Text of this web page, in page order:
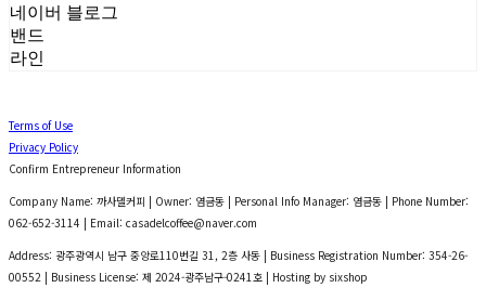
네이버 블로그
밴드
라인
Terms of Use
Privacy Policy
Confirm Entrepreneur Information
Company Name: 까사델커피 | Owner: 염금동 | Personal Info Manager: 염금동 | Phone Number:
062-652-3114 | Email: casadelcoffee@naver.com
Address: 광주광역시 남구 중앙로110번길 31, 2층 사동 | Business Registration Number: 354-26-
00552 | Business License: 제 2024-광주남구-0241호 | Hosting by sixshop